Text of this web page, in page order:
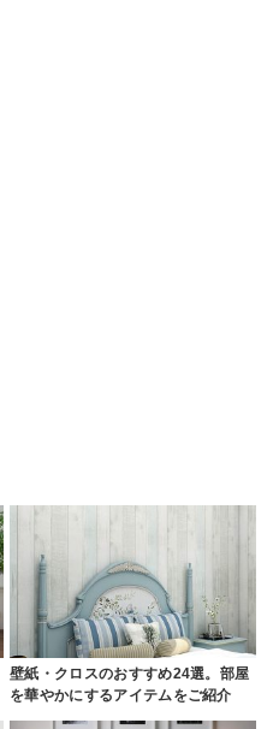
壁紙・クロスのおすすめ24選。部屋
を華やかにするアイテムをご紹介